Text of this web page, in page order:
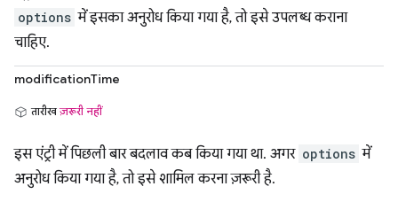
options में इसका अनुरोध किया गया है, तो इसे उपलब्ध कराना
चाहिए.
modificationTime
तारीखज़रूरी नहीं
इस एंट्री में पिछली बार बदलाव कब किया गया था. अगर options में
अनुरोध किया गया है, तो इसे शामिल करना ज़रूरी है.